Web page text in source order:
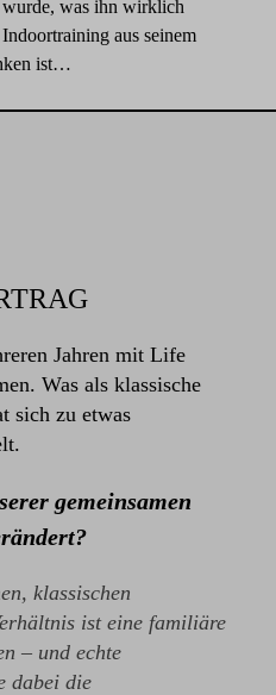
was ihn wirklich
aus seinem
ist…
Jahren mit Life
Was als klassische
sich zu etwas
gemeinsamen
klassischen
ist eine familiäre
– und echte
dabei die